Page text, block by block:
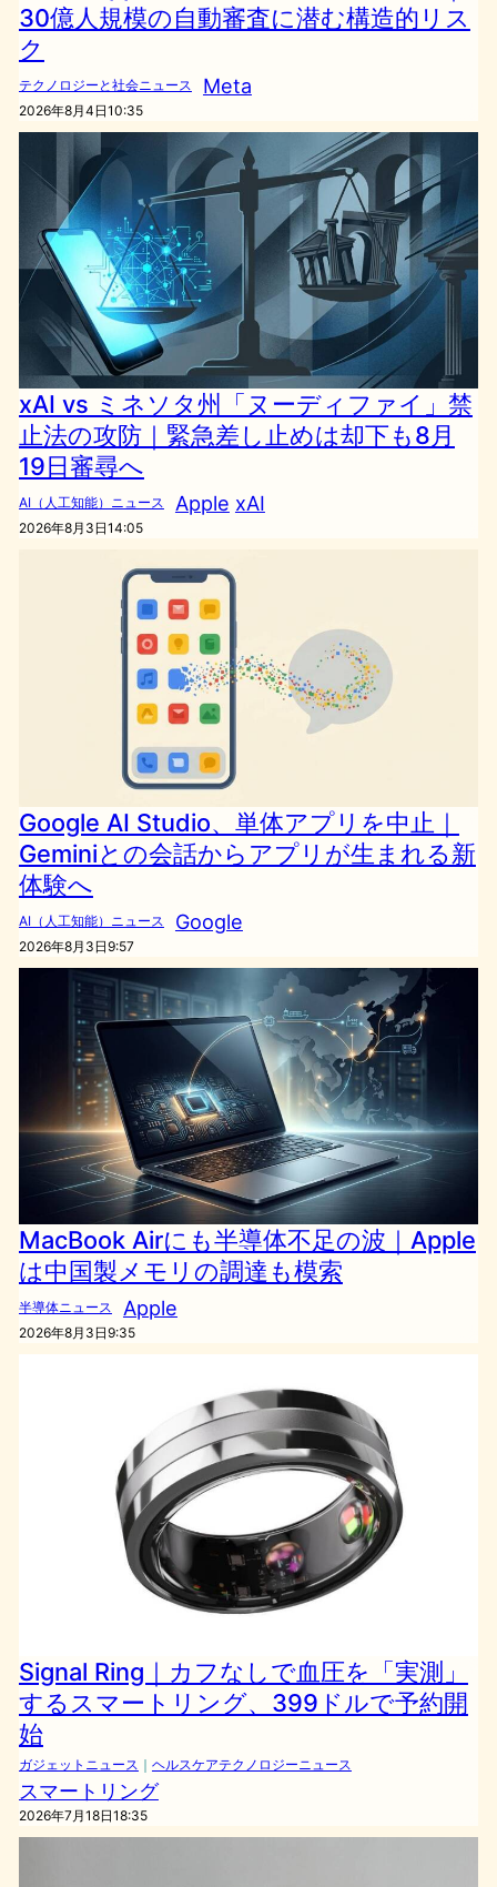
30億人規模の自動審査に潜む構造的リス
ク
テクノロジーと社会ニュース Meta
2026年8月4日10:35
xAI vs ミネソタ州「ヌーディファイ」禁
止法の攻防｜緊急差し止めは却下も8月
19日審尋へ
AI（人工知能）ニュース Apple xAI
2026年8月3日14:05
Google AI Studio、単体アプリを中止｜
Geminiとの会話からアプリが生まれる新
体験へ
AI（人工知能）ニュース Google
2026年8月3日9:57
MacBook Airにも半導体不足の波｜Apple
は中国製メモリの調達も模索
半導体ニュース Apple
2026年8月3日9:35
Signal Ring｜カフなしで血圧を「実測」
するスマートリング、399ドルで予約開
始
ガジェットニュース ｜ ヘルスケアテクノロジーニュース
スマートリング
2026年7月18日18:35